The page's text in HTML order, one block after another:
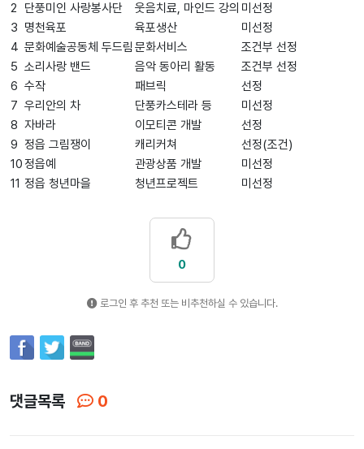
2
단풍미인 사랑봉사단 웃음치료, 마인드 강의 미선정
3 명천육포 육포생산
미선정
4 문화예술공동체 두드림 문화서비스
조건부 선정
5 소리사랑 밴드 음악 동아리 활동
조건부 선정
6 수작 패브릭
선정
7 우리안의 차 단풍카스테라 등
미선정
8 자바라 이모티콘 개발
선정
9 정읍 그림쟁이 캐리커쳐 선정(조건)
10 정읍예 관광상품 개발
미선정
11 정읍 청년마을 청년프로젝트 미선정
0
로그인 후 추천 또는 비추천하실 수 있습니다.
댓글목록 0